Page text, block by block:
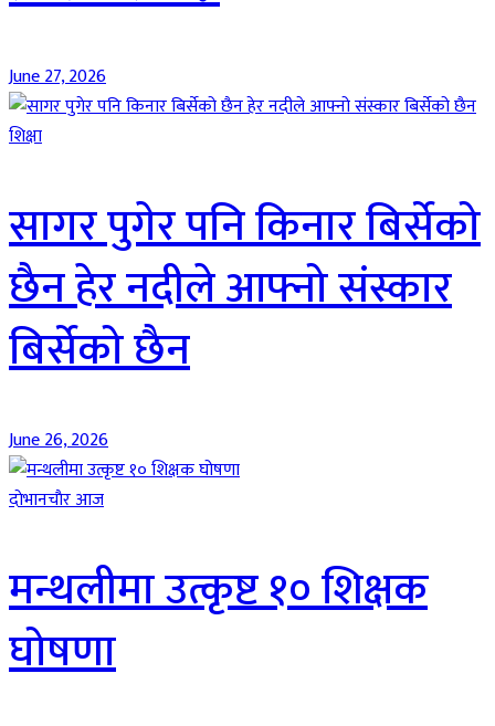
June 27, 2026
शिक्षा
सागर पुगेर पनि किनार बिर्सेको
छैन हेर नदीले आफ्नो संस्कार
बिर्सेको छैन
June 26, 2026
दाेभानचाैर आज
मन्थलीमा उत्कृष्ट १० शिक्षक
घोषणा